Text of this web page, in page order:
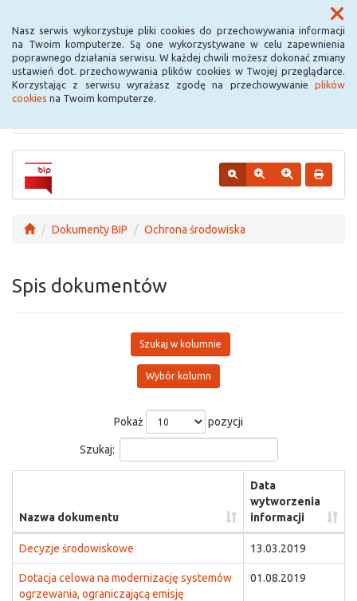
Nasz serwis wykorzystuje pliki cookies do przechowywania informacji
na Twoim komputerze. Są one wykorzystywane w celu zapewnienia
poprawnego działania serwisu. W każdej chwili możesz dokonać zmiany
ustawień dot. przechowywania plików cookies w Twojej przeglądarce.
Korzystając z serwisu wyrażasz zgodę na przechowywanie plików
cookies na Twoim komputerze.
Menu
Urząd Miejski w
Krośniewicach
Dokumenty BIP Ochrona środowiska
Spis dokumentów
Szukaj w kolumnie
Wybór kolumn
Pokaż pozycji
Szukaj:
Nazwa dokumentu
Data
wytworzenia
informacji
Decyzje środowiskowe 13.03.2019
Dotacja celowa na modernizację systemów
ogrzewania, ograniczającą emisję
01.08.2019